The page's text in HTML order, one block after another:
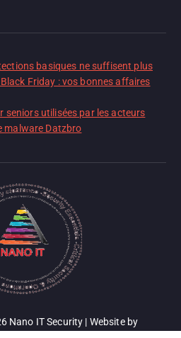
basiques ne suffisent plus
Friday : vos bonnes affaires
seniors utilisées par les acteurs
malware Datzbro
Nano IT Security | Website by